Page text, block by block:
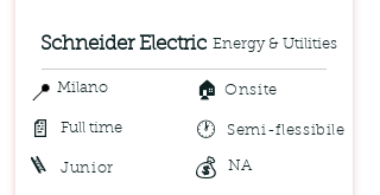
Schneider Electric Energy & Utilities
📍 Milano 🏠
📄
Onsite
Full time 🕐 Semi-flessibile
🪜 💰
Junior NA